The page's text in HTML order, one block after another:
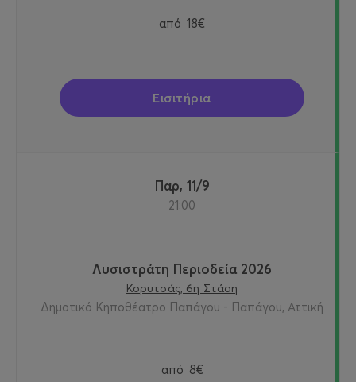
από 18€
Εισιτήρια
Παρ, 11/9
21:00
Λυσιστράτη Περιοδεία 2026
Κορυτσάς, 6η Στάση
Δημοτικό Κηποθέατρο Παπάγου - Παπάγου, Αττική
από 8€